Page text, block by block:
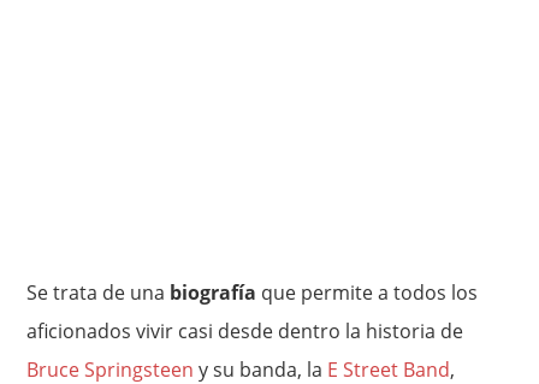
Se trata de una biografía que permite a todos los
aficionados vivir casi desde dentro la historia de
Bruce Springsteen y su banda, la E Street Band,